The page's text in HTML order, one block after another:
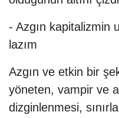
- Azgın kapitalizmin
lazım
Azgın ve etkin bir
yöneten, vampir ve
dizginlenmesi,